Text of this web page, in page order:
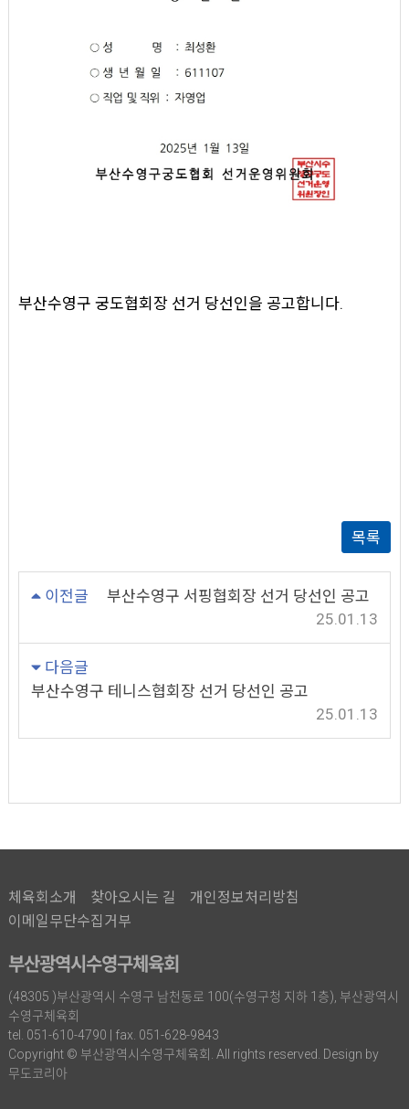
부산수영구 궁도협회장 선거 당선인을 공고합니다.
목록
이전글
부산수영구 서핑협회장 선거 당선인 공고
25.01.13
다음글
부산수영구 테니스협회장 선거 당선인 공고
25.01.13
체육회소개 찾아오시는 길
개인정보처리방침
이메일무단수집거부
부산광역시수영구체육회
(48305 )부산광역시 수영구 남천동로 100(수영구청 지하 1층), 부산광역시
수영구체육회
tel. 051-610-4790 | fax. 051-628-9843
Copyright © 부산광역시수영구체육회. All rights reserved. Design by
무도코리아